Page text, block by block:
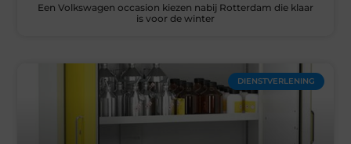
Een Volkswagen occasion kiezen nabij Rotterdam die klaar
is voor de winter
DIENSTVERLENING